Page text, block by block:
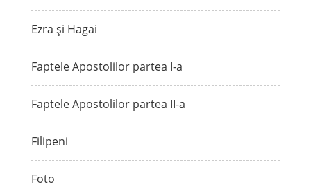
Ezra și Hagai
Faptele Apostolilor partea I-a
Faptele Apostolilor partea II-a
Filipeni
Foto